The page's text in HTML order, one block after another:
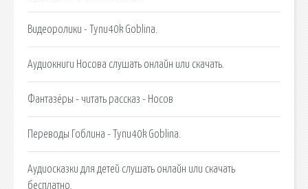
Видеоролики - Tynu40k Goblina.
Аудиокниги Носова слушать онлайн или скачать.
Фантазёры - читать рассказ - Носов
Переводы Гоблина - Tynu40k Goblina.
Аудиосказки для детей слушать онлайн или скачать
бесплатно.